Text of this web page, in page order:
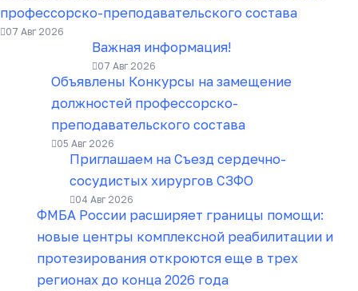
профессорско-преподавательского состава
07 Авг 2026
Важная информация!
07 Авг 2026
Объявлены Конкурсы на замещение
должностей профессорско-
преподавательского состава
05 Авг 2026
Приглашаем на Съезд сердечно-
сосудистых хирургов СЗФО
04 Авг 2026
ФМБА России расширяет границы помощи:
новые центры комплексной реабилитации и
протезирования откроются еще в трех
регионах до конца 2026 года